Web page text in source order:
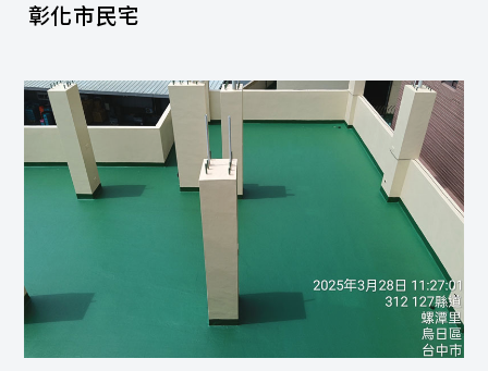
彰化市民宅